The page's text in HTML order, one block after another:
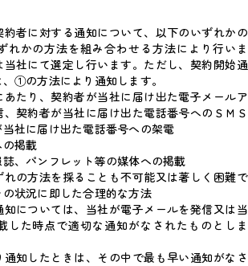
約者に対する通知について、以下のいずれかの
れかの方法を組み合わせる方法により行いま
社にて選定し行います。ただし、契約開始通
①の方法により通知します。
たり、契約者が当社に届け出た電子メールア
、契約者が当社に届け出た電話番号へのＳＭＳ
社に届け出た電話番号への架電
掲載
、パンフレット等の媒体への掲載
の方法を採ることも不可能又は著しく困難で
状況に即した合理的な方法
については、当社が電子メールを発信又は当
した時点で適切な通知がなされたものとしま
通知したときは、その中で最も早い通知がなさ